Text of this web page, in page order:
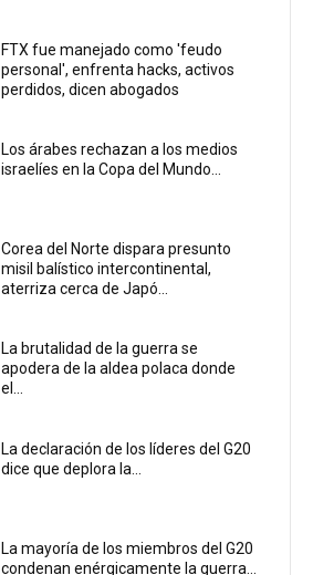
FTX fue manejado como 'feudo
personal', enfrenta hacks, activos
perdidos, dicen abogados
Los árabes rechazan a los medios
israelíes en la Copa del Mundo...
Corea del Norte dispara presunto
misil balístico intercontinental,
aterriza cerca de Japó...
La brutalidad de la guerra se
apodera de la aldea polaca donde
el...
La declaración de los líderes del G20
dice que deplora la...
La mayoría de los miembros del G20
condenan enérgicamente la guerra...